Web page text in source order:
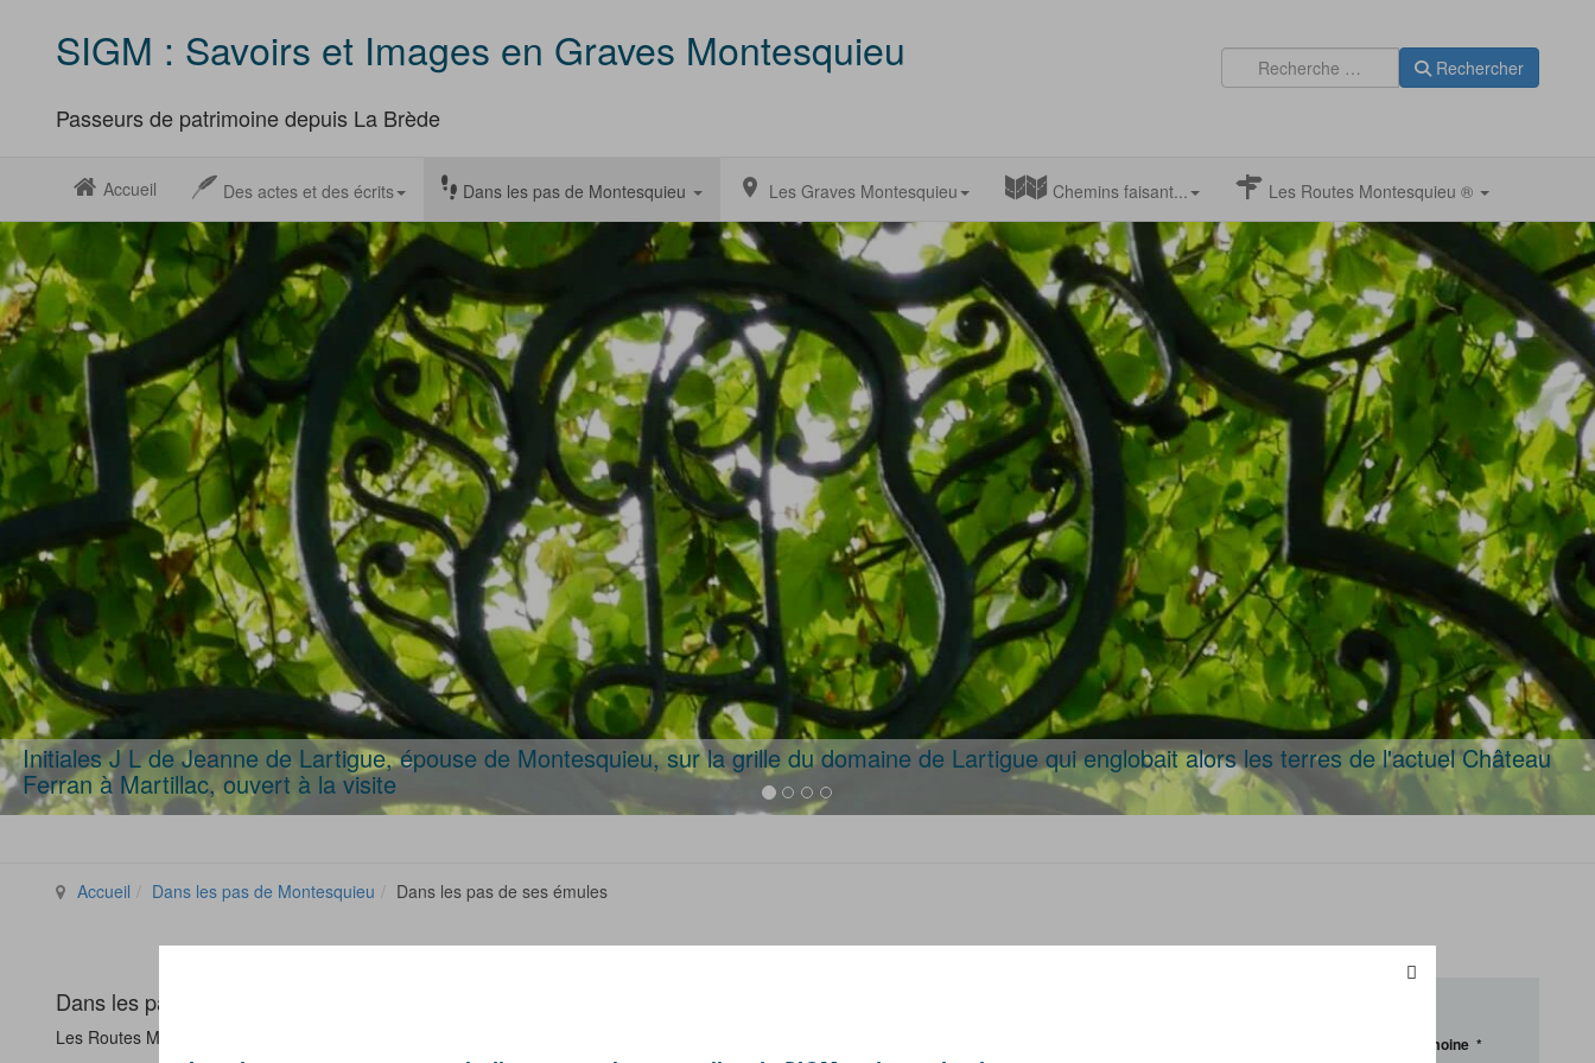
SIGM : Savoirs et Images en Graves Montesquieu
Passeurs de patrimoine depuis La Brède
Rechercher
Accueil Des actes et des écrits Dans les pas de Montesquieu Les Graves Montesquieu Chemins faisant... Les Routes Montesquieu ®
Initiales J L de Jeanne de Lartigue, épouse de Montesquieu, sur la grille du domaine de Lartigue qui englobait alors les terres de l'actuel Château
Ferran à Martillac, ouvert à la visite
Accueil Dans les pas de Montesquieu Dans les pas de ses émules
Dans les pas de ses émules
Les Routes Montesquieu: S'inscrire à la newsletter Patrimoine *